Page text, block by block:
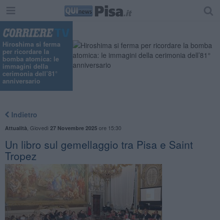
Hiroshima si ferma
per ricordare la
bomba atomica: le
immagini della
cerimonia dell’81°
anniversario
Indietro
Attualità Giovedì 27 Novembre 2025ore 15:30
Un libro sul gemellaggio tra Pisa e Saint
Tropez